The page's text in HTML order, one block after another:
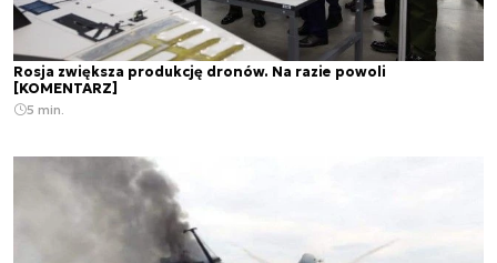
Rosja zwiększa produkcję dronów. Na razie powoli
[KOMENTARZ]
5 min.